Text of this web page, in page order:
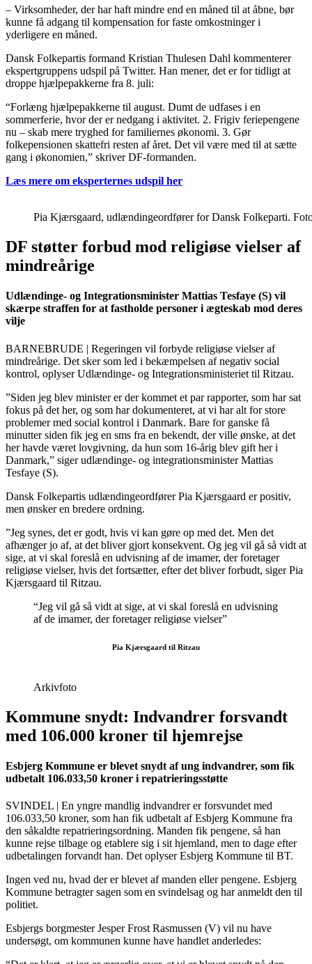
– Virksomheder, der har haft mindre end en måned til at åbne, bør
kunne få adgang til kompensation for faste omkostninger i
yderligere en måned.
Dansk Folkepartis formand Kristian Thulesen Dahl kommenterer
ekspertgruppens udspil på Twitter. Han mener, det er for tidligt at
droppe hjælpepakkerne fra 8. juli:
“Forlæng hjælpepakkerne til august. Dumt de udfases i en
sommerferie, hvor der er nedgang i aktivitet. 2. Frigiv feriepengene
nu – skab mere tryghed for familiernes økonomi. 3. Gør
folkepensionen skattefri resten af året. Det vil være med til at sætte
gang i økonomien,” skriver DF-formanden.
Læs mere om eksperternes udspil her
Pia Kjærsgaard, udlændingeordfører for Dansk Folkeparti.
DF støtter forbud mod religiøse vielser af
mindreårige
Udlændinge- og Integrationsminister Mattias Tesfaye (S) vil
skærpe straffen for at fastholde personer i ægteskab mod deres
vilje
BARNEBRUDE | Regeringen vil forbyde religiøse vielser af
mindreårige. Det sker som led i bekæmpelsen af negativ social
kontrol, oplyser Udlændinge- og Integrationsministeriet til Ritzau.
”Siden jeg blev minister er der kommet et par rapporter, som har sat
fokus på det her, og som har dokumenteret, at vi har alt for store
problemer med social kontrol i Danmark. Bare for ganske få
minutter siden fik jeg en sms fra en bekendt, der ville ønske, at det
her havde været lovgivning, da hun som 16-årig blev gift her i
Danmark,” siger udlændinge- og integrationsminister Mattias
Tesfaye (S).
Dansk Folkepartis udlændingeordfører Pia Kjærsgaard er positiv,
men ønsker en bredere ordning.
”Jeg synes, det er godt, hvis vi kan gøre op med det. Men det
afhænger jo af, at det bliver gjort konsekvent. Og jeg vil gå så vidt at
sige, at vi skal foreslå en udvisning af de imamer, der foretager
religiøse vielser, hvis det fortsætter, efter det bliver forbudt, siger Pia
Kjærsgaard til Ritzau.
“Jeg vil gå så vidt at sige, at vi skal foreslå en udvisning
af de imamer, der foretager religiøse vielser”
Pia Kjærsgaard til Ritzau
Arkivfoto
Kommune snydt: Indvandrer forsvandt
med 106.000 kroner til hjemrejse
Esbjerg Kommune er blevet snydt af ung indvandrer, som fik
udbetalt 106.033,50 kroner i repatrieringsstøtte
SVINDEL | En yngre mandlig indvandrer er forsvundet med
106.033,50 kroner, som han fik udbetalt af Esbjerg Kommune fra
den såkaldte repatrieringsordning. Manden fik pengene, så han
kunne rejse tilbage og etablere sig i sit hjemland, men to dage efter
udbetalingen forvandt han. Det oplyser Esbjerg Kommune til BT.
Ingen ved nu, hvad der er blevet af manden eller pengene. Esbjerg
Kommune betragter sagen som en svindelsag og har anmeldt den til
politiet.
Esbjergs borgmester Jesper Frost Rasmussen (V) vil nu have
undersøgt, om kommunen kunne have handlet anderledes: